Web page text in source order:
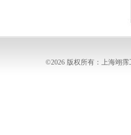
©2026 版权所有：上海翊